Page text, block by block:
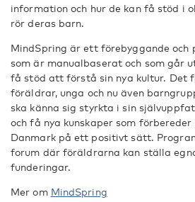
information och hur de kan få stöd i
rör deras barn.
MindSpring är ett förebyggande och
som är manualbaserat och som går
få stöd att förstå sin nya kultur. Det
föräldrar, unga och nu även
ska känna sig styrkta i sin
och få nya kunskaper som
Danmark på ett positivt sätt.
forum där föräldrarna kan ställa
funderingar.
Mer om MindSpring